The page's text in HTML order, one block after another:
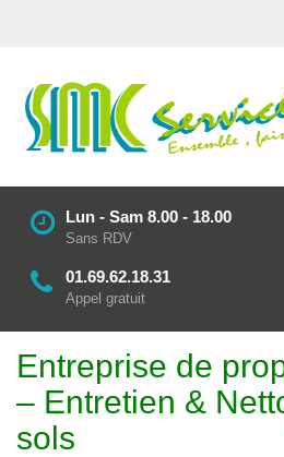
Lun - Sam 8.00 - 18.00
Sans RDV
01.69.62.18.31
Appel gratuit
Entreprise de
– Entretien &
sols